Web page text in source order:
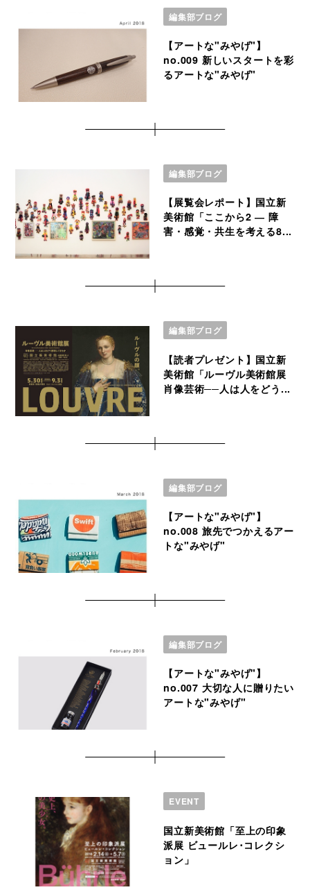
編集部ブログ
【アートな"みやげ"】
no.009 新しいスタートを彩
るアートな"みやげ"
編集部ブログ
【展覧会レポート】国立新
美術館「ここから2 ― 障
害・感覚・共生を考える8...
編集部ブログ
【読者プレゼント】国立新
美術館「ルーヴル美術館展
肖像芸術──人は人をどう...
編集部ブログ
【アートな"みやげ"】
no.008 旅先でつかえるアー
トな"みやげ"
編集部ブログ
【アートな"みやげ"】
no.007 大切な人に贈りたい
アートな"みやげ"
EVENT
国立新美術館「至上の印象
派展 ビュールレ･コレクシ
ョン」